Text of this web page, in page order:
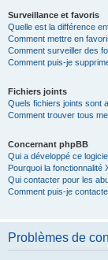
Surveillance et favoris
Quelle est la différence
Comment mettre en
Comment surveiller des
Comment puis-je
Fichiers joints
Quels fichiers joints sont
Comment trouver tous
Concernant phpBB
Qui a développé ce
Pourquoi la fonctionnalité
Qui contacter pour les
Comment puis-je
Problèmes de